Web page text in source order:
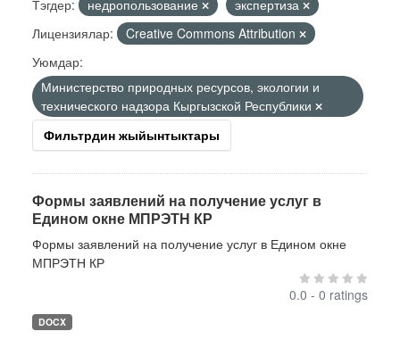
Тэгдер:
недропользование
экспертиза
Лицензиялар:
Creative Commons Attribution
Уюмдар:
Министерство природных ресурсов, экологии и
технического надзора Кыргызской Республики
Фильтрдин жыйынтыктары
Формы заявлений на получение услуг в
Едином окне МПРЭТН КР
Формы заявлений на получение услуг в Едином окне
МПРЭТН КР
0.0 - 0 ratings
DOCX